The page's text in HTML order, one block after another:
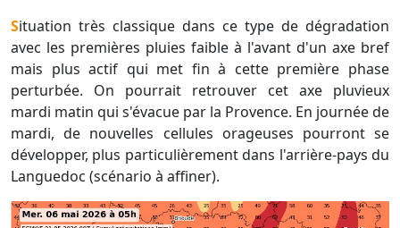
Situation très classique dans ce type de dégradation
avec les premières pluies faible à l'avant d'un axe bref
mais plus actif qui met fin à cette première phase
perturbée. On pourrait retrouver cet axe pluvieux
mardi matin qui s'évacue par la Provence. En journée de
mardi, de nouvelles cellules orageuses pourront se
développer, plus particulièrement dans l'arrière-pays du
Languedoc (scénario à affiner).